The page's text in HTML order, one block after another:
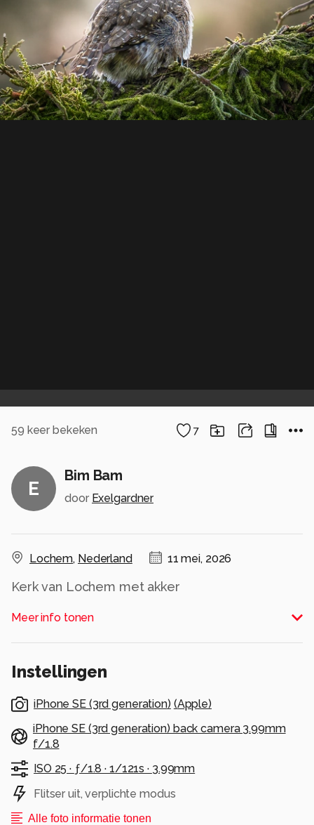
59 keer bekeken 7
E
Bim Bam
door Exelgardner
Lochem, Nederland 11 mei, 2026
Kerk van Lochem met akker
Alle rechten voorbehouden
Meer info tonen
Instellingen
iPhone SE (3rd generation) (Apple)
iPhone SE (3rd generation) back camera 3.99mm
f/1.8
ISO 25 · ƒ/1.8 · 1/121s · 3.99mm
Flitser uit, verplichte modus
Alle foto informatie tonen